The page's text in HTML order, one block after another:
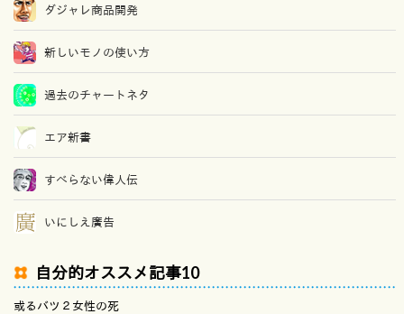
ダジャレ商品開発
新しいモノの使い方
過去のチャートネタ
エア新書
すべらない偉人伝
いにしえ廣告
自分的オススメ記事10
或るバツ２女性の死